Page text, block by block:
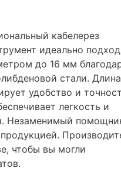
кабелерез
идеально
до 16 мм
стали. Длина
удобство и
легкость и
Незаменимый
чтобы вы могли